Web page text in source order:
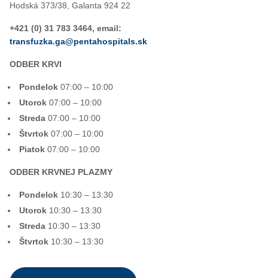
Hodská 373/38, Galanta 924 22
+421 (0) 31 783 3464, email:
transfuzka.ga@pentahospitals.sk
ODBER KRVI
Pondelok 07:00 – 10:00
Utorok 07:00 – 10:00
Streda 07:00 – 10:00
Štvrtok 07:00 – 10:00
Piatok 07:00 – 10:00
ODBER KRVNEJ PLAZMY
Pondelok 10:30 – 13:30
Utorok 10:30 – 13:30
Streda 10:30 – 13:30
Štvrtok 10:30 – 13:30